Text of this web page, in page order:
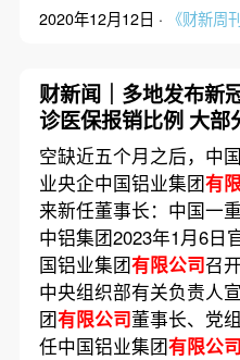
2020年12月12日 · 《财新周
财新闻｜多地发布新
诊医保报销比例 大部
70%北京可报90%
空缺近五个月之后，中
业央企中国铝业集团有
来新任董事长：中国一
中铝集团2023年1月6日
国铝业集团有限公司召
中央组织部有关负责人
团有限公司董事长、党
任中国铝业集团有限公司